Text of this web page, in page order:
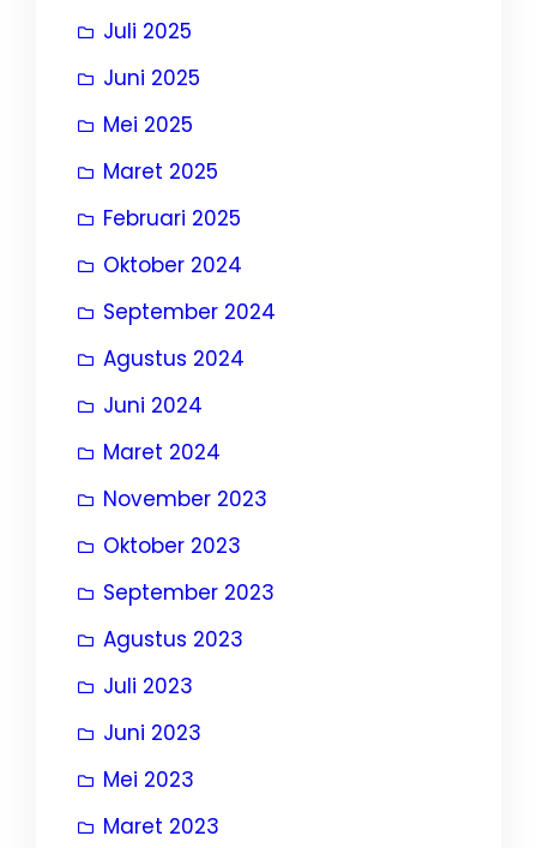
Juli 2025
Juni 2025
Mei 2025
Maret 2025
Februari 2025
Oktober 2024
September 2024
Agustus 2024
Juni 2024
Maret 2024
November 2023
Oktober 2023
September 2023
Agustus 2023
Juli 2023
Juni 2023
Mei 2023
Maret 2023